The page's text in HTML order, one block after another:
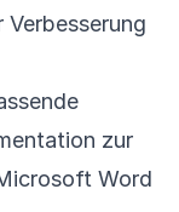
Verbesserung
zur
Word